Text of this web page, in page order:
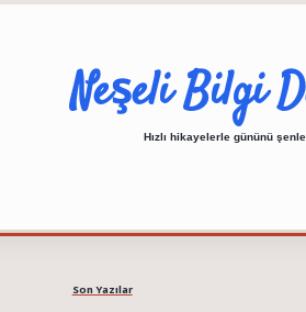
Neşeli Bilgi
Hızlı hikayelerle gününü
Son Yazılar